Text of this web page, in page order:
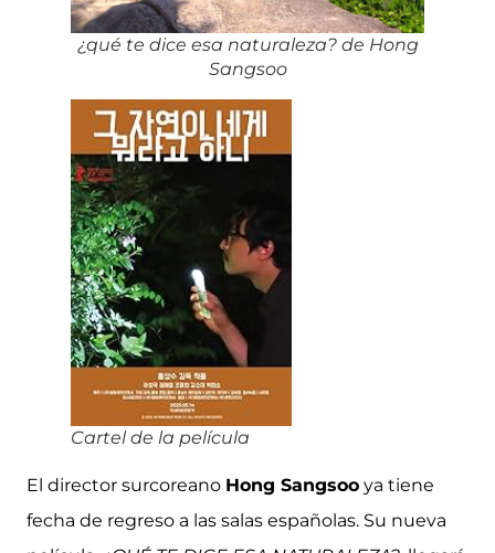
¿qué te dice esa naturaleza? de Hong
Sangsoo
Cartel de la película
El director surcoreano Hong Sangsoo ya tiene
fecha de regreso a las salas españolas. Su nueva